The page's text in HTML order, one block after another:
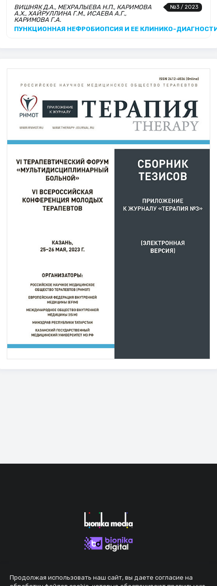
№3 / 2023
ВИШНЯК Д.А., МЕХРАЛЫЕВА Н.П., КАРИМОВА
А.Х., ХАЙРУЛЛИНА Г.М., ИСАЕВА А.Г.,
КАРИМОВА Г.А.
ПУНКЦИОННАЯ НЕФРОБИОПСИЯ И ЕЕ КЛИНИКО-
Продолжая использовать наш сайт, вы даете согласие на